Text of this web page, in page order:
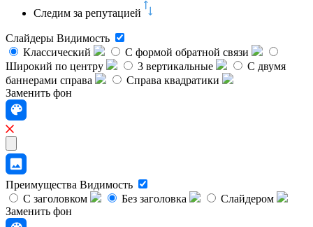
Следим за репутацией
Слайдеры Видимость
Классический
C формой обратной связи
Широкий по центру
3 вертикальные
С двумя
баннерами справа
Справа квадратики
Заменить фон
Преимущества Видимость
С заголовком
Без заголовка
Слайдером
Заменить фон